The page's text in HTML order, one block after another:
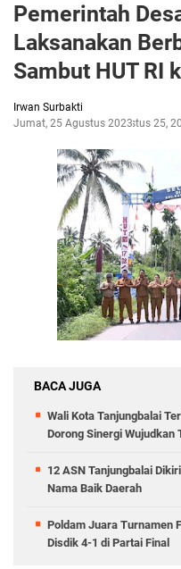
Pemerintah
Laksanakan
Sambut HUT RI
Irwan Surbakti
Jumat, 25 Agustus 2023Agustus 25,
BACA JUGA
Wali Kota Tanjungbalai
Dorong Sinergi Wujudkan
12 ASN Tanjungbalai
Nama Baik Daerah
Poldam Juara Turnamen
Disdik 4-1 di Partai Final